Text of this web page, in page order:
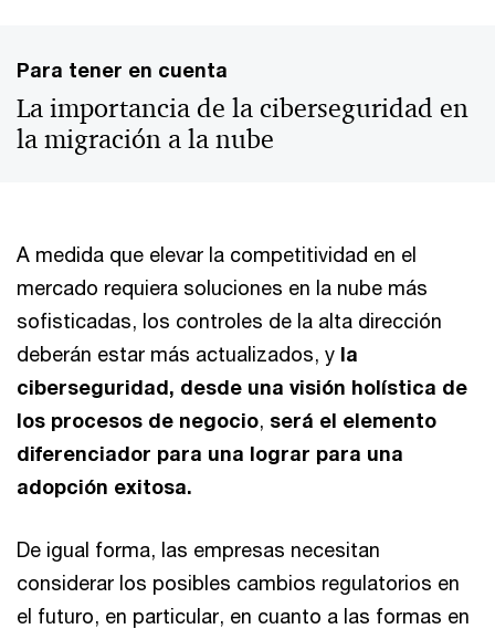
Para tener en cuenta
La importancia de la ciberseguridad en
la migración a la nube
A medida que elevar la competitividad en el
mercado requiera soluciones en la nube más
sofisticadas, los controles de la alta dirección
deberán estar más actualizados, y la
ciberseguridad, desde una visión holística de
los procesos de negocio, será el elemento
diferenciador para una lograr para una
adopción exitosa.
De igual forma, las empresas necesitan
considerar los posibles cambios regulatorios en
el futuro, en particular, en cuanto a las formas en